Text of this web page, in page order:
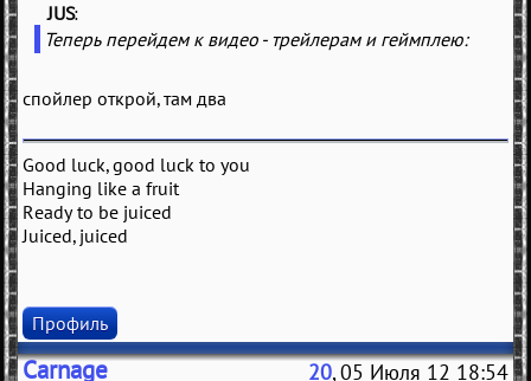
(JUS
Теперь перейдем к видео - трейлерам и геймплею:
спойлер открой, там два
Good luck, good luck to you
Hanging like a fruit
Ready to be juiced
Juiced, juiced
Профиль
Carnage 20, 05 Июля 12 18:54